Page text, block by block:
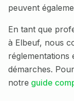
peuvent
En tant que
à Elbeuf, nous
réglementations
démarches.
notre guide